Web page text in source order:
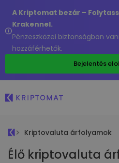
A Kriptomat bezár –
Krakennel.
Pénzeszközei biztonságban
hozzáférhetők.
Bejelentés
Kriptovaluta árfolyamok
Élő kriptovaluta